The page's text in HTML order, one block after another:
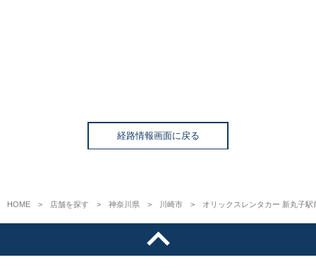
経路情報画面に戻る
HOME 店舗を探す 神奈川県 川崎市 オリックスレンタカー 新丸子駅